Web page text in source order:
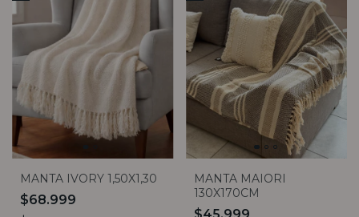
MANTA IVORY 1,50X1,30
$68.999
MANTA MAIORI
130X170CM